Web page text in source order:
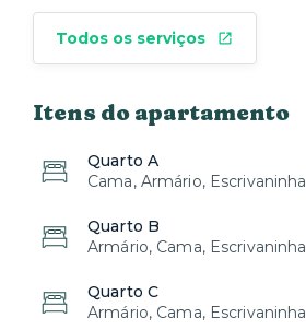
Todos os serviços
Itens do apartamento
Quarto A
Cama, Armário, Escrivaninha
Quarto B
Armário, Cama, Escrivaninha
Quarto C
Armário, Cama, Escrivaninha